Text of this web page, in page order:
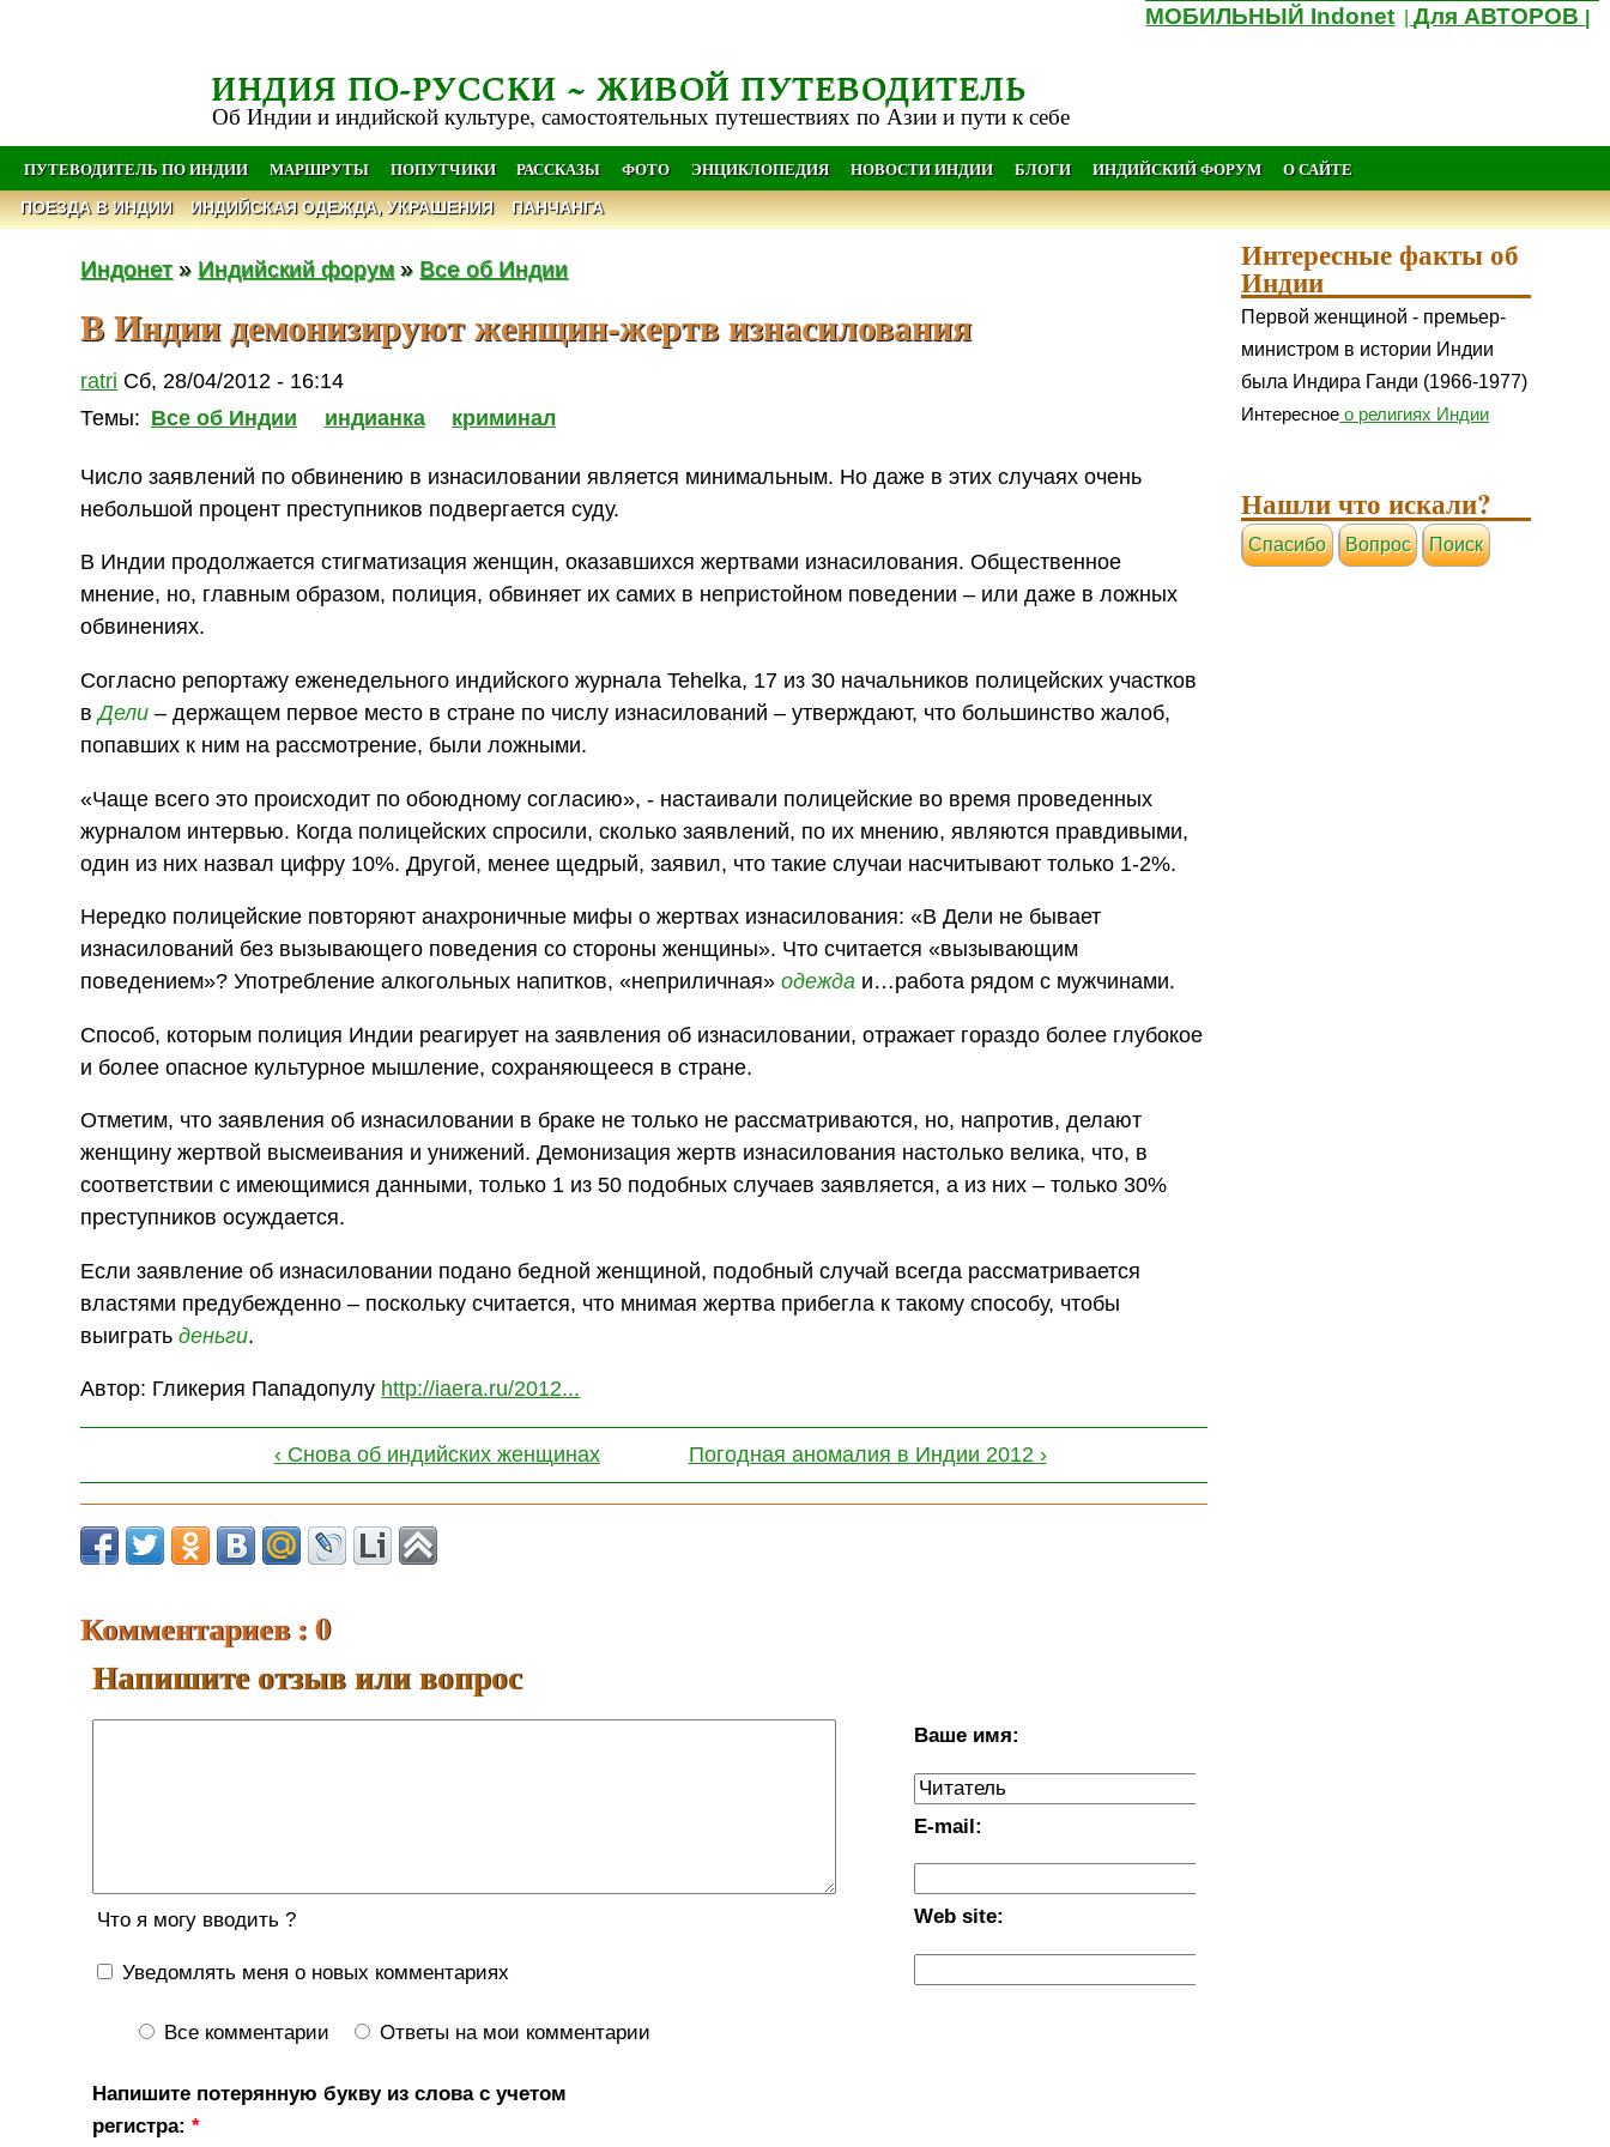
МОБИЛЬНЫЙ Indonet |Для АВТОРОВ
ИНДИЯ ПО-РУССКИ ~ ЖИВОЙ ПУТЕВОДИТЕЛЬ
Об Индии и индийской культуре, самостоятельных путешествиях по Азии и пути к себе
ПУТЕВОДИТЕЛЬ ПО ИНДИИ МАРШРУТЫ ПОПУТЧИКИ РАССКАЗЫ ФОТО ЭНЦИКЛОПЕДИЯ НОВОСТИ ИНДИИ БЛОГИ ИНДИЙСКИЙ ФОРУМ О САЙТЕ
ПОЕЗДА В ИНДИИ ИНДИЙСКАЯ ОДЕЖДА, УКРАШЕНИЯ ПАНЧАНГА
Индонет» Индийский форум » Все об Индии
В Индии демонизируют женщин-жертв изнасилования
ratri Сб, 28/04/2012 - 16:14
Темы: Все об Индии индианка криминал
Число заявлений по обвинению в изнасиловании является минимальным. Но даже в этих случаях очень
небольшой процент преступников подвергается суду.
В Индии продолжается стигматизация женщин, оказавшихся жертвами изнасилования. Общественное
мнение, но, главным образом, полиция, обвиняет их самих в непристойном поведении – или даже в ложных
обвинениях.
Согласно репортажу еженедельного индийского журнала Tehelka, 17 из 30 начальников полицейских участков
вДели – держащем первое место в стране по числу изнасилований – утверждают, что большинство жалоб,
попавших к ним на рассмотрение, были ложными.
«Чаще всего это происходит по обоюдному согласию», - настаивали полицейские во время проведенных
журналом интервью. Когда полицейских спросили, сколько заявлений, по их мнению, являются правдивыми,
один из них назвал цифру 10%. Другой, менее щедрый, заявил, что такие случаи насчитывают только 1-2%.
Нередко полицейские повторяют анахроничные мифы о жертвах изнасилования: «В Дели не бывает
изнасилований без вызывающего поведения со стороны женщины». Что считается «вызывающим
поведением»? Употребление алкогольных напитков, «неприличная»одежда и…работа рядом с мужчинами.
Способ, которым полиция Индии реагирует на заявления об изнасиловании, отражает гораздо более глубокое
и более опасное культурное мышление, сохраняющееся в стране.
Отметим, что заявления об изнасиловании в браке не только не рассматриваются, но, напротив, делают
женщину жертвой высмеивания и унижений. Демонизация жертв изнасилования настолько велика, что, в
соответствии с имеющимися данными, только 1 из 50 подобных случаев заявляется, а из них – только 30%
преступников осуждается.
Если заявление об изнасиловании подано бедной женщиной, подобный случай всегда рассматривается
властями предубежденно – поскольку считается, что мнимая жертва прибегла к такому способу, чтобы
выигратьденьги.
Автор: Гликерия Пападопулу http://iaera.ru/2012...
‹ Снова об индийских женщинах Погодная аномалия в Индии 2012 ›
Комментариев : 0
Напишите отзыв или вопрос
Ваше имя:
E-mail:
Web site:
Что я могу вводить ?
Уведомлять меня о новых комментариях
Все комментарии Ответы на мои комментарии
Напишите потерянную букву из слова с учетом
регистра:*
Интересные факты об
Индии
Первой женщиной - премьер-
министром в истории Индии
была Индира Ганди (1966-1977)
Интересное о религиях Индии
Нашли что искали?
Cпасибо Вопрос Поиск